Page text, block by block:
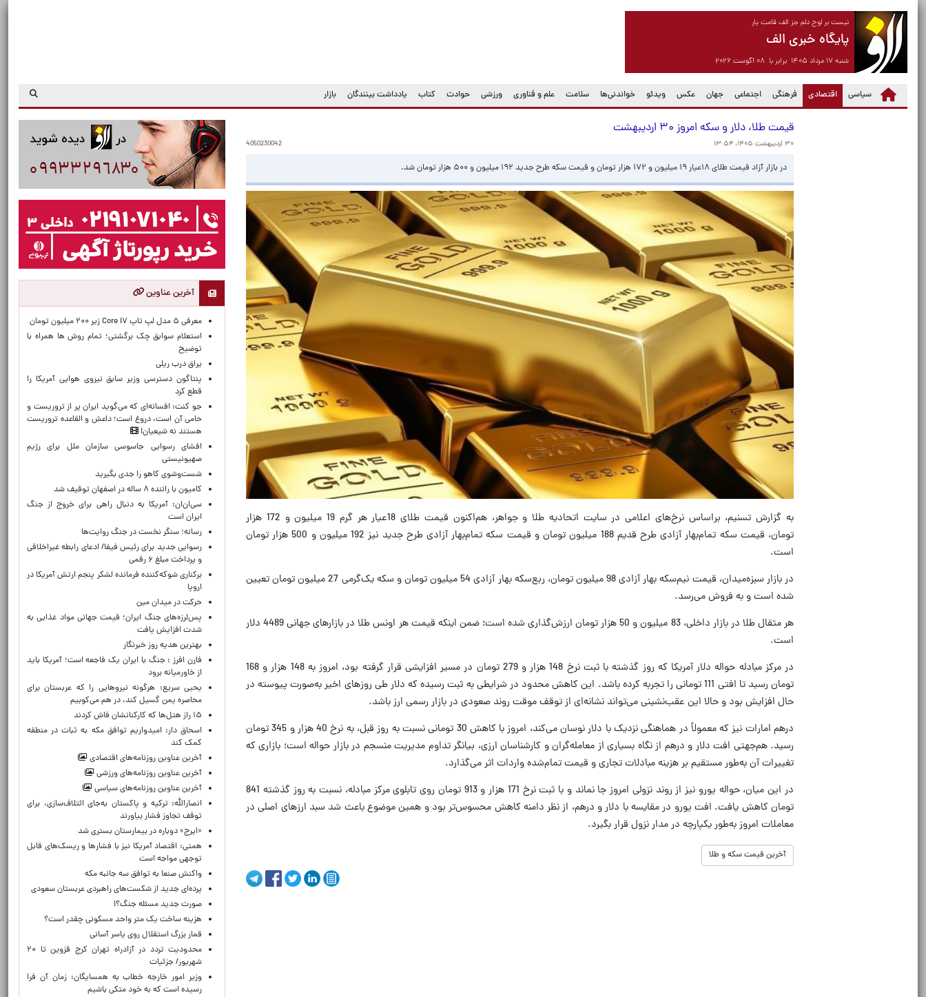
نیست بر لوح دلم جز الف قامت یار
پایگاه خبری الف
شنبه ۱۷ مرداد ۱۴۰۵ برابر با ۰۸ آگوست ۲۰۲۶
سیاسی اقتصادی
(current) فرهنگی اجتماعی جهان عکس ویدئو خواندنی‌ها سلامت علم و فناوری ورزشی حوادث کتاب یادداشت بینندگان بازار
قیمت طلا، دلار و سکه امروز ۳۰ اردیبهشت
۳۰ اردیبهشت ۱۴۰۵، ۱۳:۵۴ 4050230042
در بازار آزاد قیمت طلای ۱۸عیار ۱۹ میلیون و ۱۷۲ هزار تومان و قیمت سکه طرح جدید ۱۹۲ میلیون و ۵۰۰ هزار تومان شد.
به گزارش تسنیم، براساس نرخ‌های اعلامی در سایت اتحادیه طلا و جواهر، هم‌اکنون قیمت طلای 18عیار هر گرم 19 میلیون و 172 هزار
تومان، قیمت سکه تمام‌بهار آزادی طرح قدیم 188 میلیون تومان و قیمت سکه تمام‌بهار آزادی طرح جدید نیز 192 میلیون و 500 هزار تومان
است.
در بازار سبزه‌‌میدان، قیمت نیم‌سکه بهار آزادی 98 میلیون تومان، ربع‌سکه بهار آزادی 54 میلیون تومان و سکه یک‌گرمی 27 میلیون تومان تعیین
شده است و به فروش می‌رسد.
هر مثقال طلا در بازار داخلی، 83 میلیون و 50 هزار تومان ارزش‌گذاری شده است؛ ضمن اینکه قیمت هر اونس طلا در بازارهای جهانی 4489 دلار
است.
در مرکز مبادله حواله دلار آمریکا که روز گذشته با ثبت نرخ 148 هزار و 279 تومان در مسیر افزایشی قرار گرفته بود، امروز به 148 هزار و 168
تومان رسید تا افتی 111 تومانی را تجربه کرده باشد. این کاهش محدود در شرایطی به ثبت رسیده که دلار طی روزهای اخیر به‌صورت پیوسته در
حال افزایش بود و حالا این عقب‌نشینی می‌تواند نشانه‌ای از توقف موقت روند صعودی در بازار رسمی ارز باشد.
درهم امارات نیز که معمولاً در هماهنگی نزدیک با دلار نوسان می‌کند، امروز با کاهش 30 تومانی نسبت به روز قبل، به نرخ 40 هزار و 345 تومان
رسید. هم‌جهتی افت دلار و درهم از نگاه بسیاری از معامله‌گران و کارشناسان ارزی، بیانگر تداوم مدیریت منسجم در بازار حواله است؛ بازاری که
تغییرات آن به‌طور مستقیم بر هزینه مبادلات تجاری و قیمت تمام‌شده واردات اثر می‌گذارد.
در این میان، حواله یورو نیز از روند نزولی امروز جا نماند و با ثبت نرخ 171 هزار و 913 تومان روی تابلوی مرکز مبادله، نسبت به روز گذشته 841
تومان کاهش یافت. افت یورو در مقایسه با دلار و درهم، از نظر دامنه کاهش محسوس‌تر بود و همین موضوع باعث شد سبد ارزهای اصلی در
معاملات امروز به‌طور یکپارچه در مدار نزول قرار بگیرد.
آخرین قیمت سکه و طلا
آخرین عناوین
معرفی ۵ مدل لپ تاپ Core i۷ زیر ۲۰۰ میلیون تومان
استعلام سوابق چک برگشتی؛ تمام روش ها همراه با
توضیح
یراق درب ریلی
پنتاگون دسترسی وزیر سابق نیروی هوایی آمریکا را
قطع کرد
جو کنت: افسانه‌ای که می‌گوید ایران پر از تروریست و
حامی آن است، دروغ است؛ داعش و القاعده تروریست
هستند نه شیعیان!
افشای رسوایی جاسوسی سازمان ملل برای رژیم
صهیونیستی
شست‌وشوی کاهو را جدی بگیرید
کامیون با راننده ۸ ساله در اصفهان توقیف شد
سی‌ان‌ان: آمریکا به دنبال راهی برای خروج از جنگ
ایران است
رسانه؛ سنگر نخست در جنگ روایت‌ها
رسوایی جدید برای رئیس فیفا/ ادعای رابطه غیراخلاقی
و پرداخت مبلغ ۶ رقمی
برکناری شوکه‌کننده فرمانده لشکر پنجم ارتش آمریکا در
اروپا
حركت در ميدان مين
پس‌لرزه‌های جنگ ایران؛ قیمت جهانی مواد غذایی به
شدت افزایش یافت
بهترین هدیه روز خبرنگار
فارن افرز : جنگ با ایران یک فاجعه است؛ آمریکا باید
از خاورمیانه برود
یحیی سریع: هرگونه نیروهایی را که عربستان برای
محاصره یمن گسیل کند، در هم می‌کوبیم
۱۵ راز هتل‌ها که کارکنانشان فاش کردند
اسحاق دار: امیدواریم توافق مکه به ثبات در منطقه
کمک کند
آخرین عناوین روزنامه‌های اقتصادی
آخرین عناوین روزنامه‌های ورزشی
آخرین عناوین روزنامه‌های سیاسی
انصارالله: ترکیه و پاکستان به‌جای ائتلاف‌سازی، برای
توقف تجاوز فشار بیاورند
«ایرج» دوباره در بیمارستان بستری شد
همتی: اقتصاد آمریکا نیز با فشارها و ریسک‌های قابل
توجهی مواجه است
واکنش صنعا به توافق سه جانبه مکه
پرده‌ای جدید از شکست‌های راهبردی عربستان سعودی
صورت جدید مسئله جنگ؟!
هزینه ساخت یک متر واحد مسکونی چقدر است؟
قمار بزرگ استقلال روی یاسر آسانی
محدودیت تردد در آزادراه تهران کرج قزوین تا ۲۰
شهریور/ جزئیات
وزیر امور خارجه خطاب به همسایگان: زمان آن فرا
رسیده است که به خود متکی باشیم